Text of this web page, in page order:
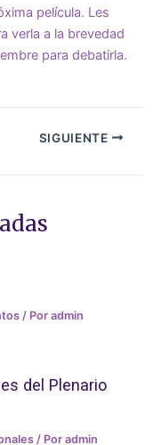
película. Les
verla a la brevedad
para debatirla.
SIGUIENTE
/ Poradmin
del Plenario
/ Poradmin